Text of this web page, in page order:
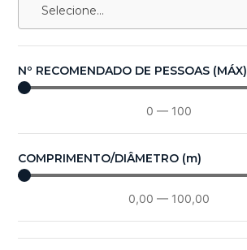
Nº RECOMENDADO DE PESSOAS (MÁX)
0 — 100
COMPRIMENTO/DIÂMETRO (m)
0,00 — 100,00